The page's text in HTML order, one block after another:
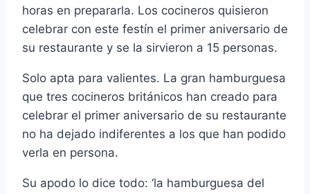
horas en prepararla. Los cocineros quisieron
celebrar con este festín el primer aniversario de
su restaurante y se la sirvieron a 15 personas.
Solo apta para valientes. La gran hamburguesa
que tres cocineros británicos han creado para
celebrar el primer aniversario de su restaurante
no ha dejado indiferentes a los que han podido
verla en persona.
Su apodo lo dice todo: ‘la hamburguesa del